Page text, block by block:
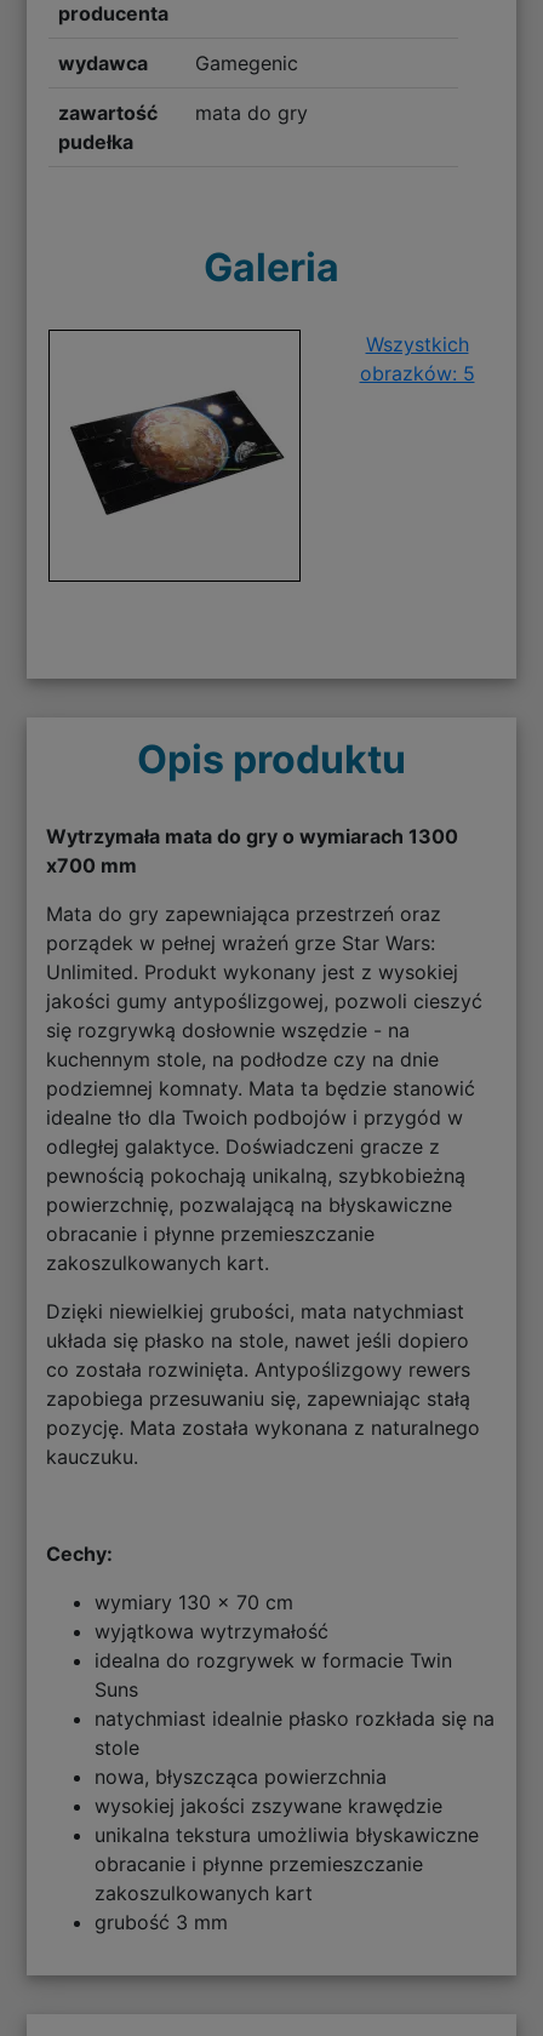
producenta
wydawca Gamegenic
zawartość
pudełka
mata do gry
Galeria
Wszystkich
obrazków: 5
Opis produktu
Wytrzymała mata do gry o wymiarach 1300
x700 mm
Mata do gry zapewniająca przestrzeń oraz
porządek w pełnej wrażeń grze Star Wars:
Unlimited. Produkt wykonany jest z wysokiej
jakości gumy antypoślizgowej, pozwoli cieszyć
się rozgrywką dosłownie wszędzie - na
kuchennym stole, na podłodze czy na dnie
podziemnej komnaty. Mata ta będzie stanowić
idealne tło dla Twoich podbojów i przygód w
odległej galaktyce. Doświadczeni gracze z
pewnością pokochają unikalną, szybkobieżną
powierzchnię, pozwalającą na błyskawiczne
obracanie i płynne przemieszczanie
zakoszulkowanych kart.
Dzięki niewielkiej grubości, mata natychmiast
układa się płasko na stole, nawet jeśli dopiero
co została rozwinięta. Antypoślizgowy rewers
zapobiega przesuwaniu się, zapewniając stałą
pozycję. Mata została wykonana z naturalnego
kauczuku.
Cechy:
wymiary 130 x 70 cm
wyjątkowa wytrzymałość
idealna do rozgrywek w formacie Twin
Suns
natychmiast idealnie płasko rozkłada się na
stole
nowa, błyszcząca powierzchnia
wysokiej jakości zszywane krawędzie
unikalna tekstura umożliwia błyskawiczne
obracanie i płynne przemieszczanie
zakoszulkowanych kart
grubość 3 mm